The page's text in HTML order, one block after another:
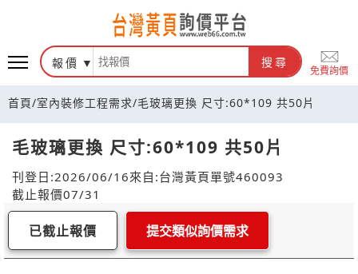
報價 搜尋
免費詢價
首頁/室內裝修工程需求/毛玻璃更換 尺寸:60*109 共50片
毛玻璃更換 尺寸:60*109 共50片
刊登日:2026/06/16來自:台灣黃頁單號460093
截止報價07/31
已截止報價 提交類似詢價需求